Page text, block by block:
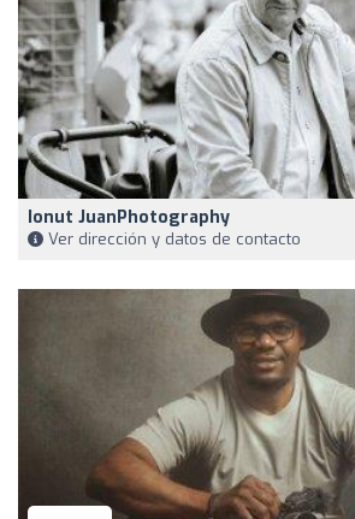
Ionut JuanPhotography
Ver dirección y datos de contacto